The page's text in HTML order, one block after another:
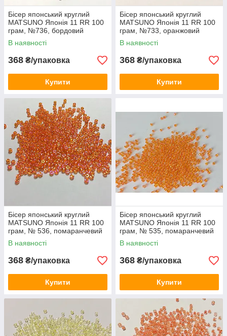
Бісер японський круглий
MATSUNO Японія 11 RR 100
грам, №736, бордовий
керамічній
В наявності
368 ₴/упаковка
Купити
Бісер японський круглий
MATSUNO Японія 11 RR 100
грам, №733, оранжовий
керамічній
В наявності
368 ₴/упаковка
Купити
Бісер японський круглий
MATSUNO Японія 11 RR 100
грам, № 536, помаранчевий
прозорий перламутровий
В наявності
368 ₴/упаковка
Купити
Бісер японський круглий
MATSUNO Японія 11 RR 100
грам, № 535, помаранчевий
прозорий перламутровий
В наявності
368 ₴/упаковка
Купити